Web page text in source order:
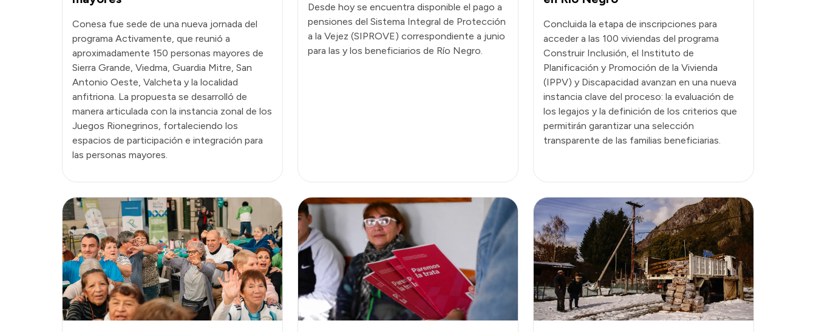
Conesa fue sede de una nueva jornada del
programa Activamente, que reunió a
aproximadamente 150 personas mayores de
Sierra Grande, Viedma, Guardia Mitre, San
Antonio Oeste, Valcheta y la localidad
anfitriona. La propuesta se desarrolló de
manera articulada con la instancia zonal de los
Juegos Rionegrinos, fortaleciendo los
espacios de participación e integración para
las personas mayores.
Desde hoy se encuentra disponible el pago a
pensiones del Sistema Integral de Protección
a la Vejez (SIPROVE) correspondiente a junio
para las y los beneficiarios de Río Negro.
Concluida la etapa de inscripciones para
acceder a las 100 viviendas del programa
Construir Inclusión, el Instituto de
Planificación y Promoción de la Vivienda
(IPPV) y Discapacidad avanzan en una nueva
instancia clave del proceso: la evaluación de
los legajos y la definición de los criterios que
permitirán garantizar una selección
transparente de las familias beneficiarias.